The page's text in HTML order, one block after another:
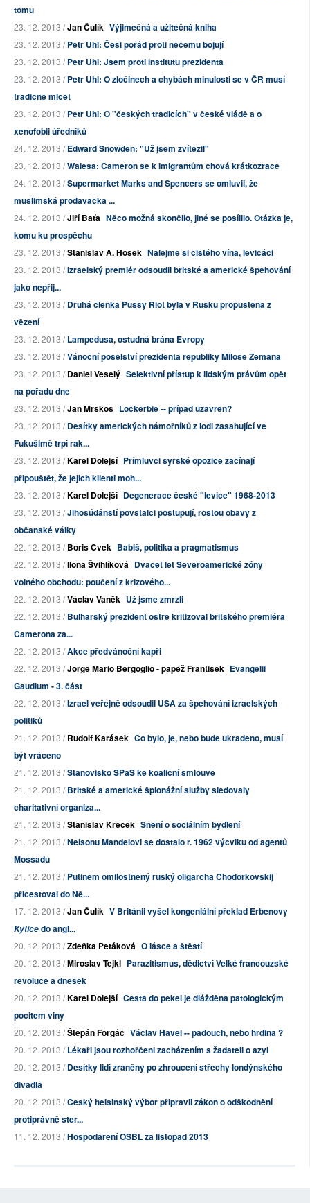
tomu
23. 12. 2013 /Jan Čulík Výjimečná a užitečná kniha
23. 12. 2013 /Petr Uhl: Češi pořád proti něčemu bojují
23. 12. 2013 /Petr Uhl: Jsem proti institutu prezidenta
23. 12. 2013 /Petr Uhl: O zločinech a chybách minulosti se v ČR musí
tradičně mlčet
23. 12. 2013 /Petr Uhl: O "českých tradicích" v české vládě a o
xenofobii úředníků
24. 12. 2013 /Edward Snowden: "Už jsem zvítězil"
23. 12. 2013 /Walesa: Cameron se k imigrantům chová krátkozrace
24. 12. 2013 /Supermarket Marks and Spencers se omluvil, že
muslimská prodavačka ...
24. 12. 2013 /Jiří Baťa Něco možná skončilo, jiné se posílilo. Otázka je,
komu ku prospěchu
23. 12. 2013 /Stanislav A. Hošek Nalejme si čistého vína, levičáci
23. 12. 2013 /Izraelský premiér odsoudil britské a americké špehování
jako nepřij...
23. 12. 2013 /Druhá členka Pussy Riot byla v Rusku propuštěna z
vězení
23. 12. 2013 /Lampedusa, ostudná brána Evropy
23. 12. 2013 /Vánoční poselství prezidenta republiky Miloše Zemana
23. 12. 2013 /Daniel Veselý Selektivní přístup k lidským právům opět
na pořadu dne
23. 12. 2013 /Jan Mrskoš Lockerbie -- případ uzavřen?
23. 12. 2013 /Desítky amerických námořníků z lodi zasahující ve
Fukušimě trpí rak...
23. 12. 2013 /Karel Dolejší Přímluvci syrské opozice začínají
připouštět, že jejich klienti moh...
23. 12. 2013 /Karel Dolejší Degenerace české "levice" 1968-2013
23. 12. 2013 /Jihosúdánští povstalci postupují, rostou obavy z
občanské války
22. 12. 2013 /Boris Cvek Babiš, politika a pragmatismus
22. 12. 2013 /Ilona Švihlíková Dvacet let Severoamerické zóny
volného obchodu: poučení z krizového...
22. 12. 2013 /Václav Vaněk Už jsme zmrzli
22. 12. 2013 /Bulharský prezident ostře kritizoval britského premiéra
Camerona za...
22. 12. 2013 /Akce předvánoční kapři
22. 12. 2013 /Jorge Mario Bergoglio - papež František Evangelii
Gaudium - 3. část
22. 12. 2013 /Izrael veřejně odsoudil USA za špehování izraelských
politiků
21. 12. 2013 /Rudolf Karásek Co bylo, je, nebo bude ukradeno, musí
být vráceno
21. 12. 2013 /Stanovisko SPaS ke koaliční smlouvě
21. 12. 2013 /Britské a americké špionážní služby sledovaly
charitativní organiza...
21. 12. 2013 /Stanislav Křeček Snění o sociálním bydlení
21. 12. 2013 /Nelsonu Mandelovi se dostalo r. 1962 výcviku od agentů
Mossadu
21. 12. 2013 /Putinem omilostněný ruský oligarcha Chodorkovskij
přicestoval do Ně...
17. 12. 2013 /Jan Čulík V Británii vyšel kongeniální překlad Erbenovy
Kyticedo angl...
20. 12. 2013 /Zdeňka Petáková O lásce a štěstí
20. 12. 2013 /Miroslav Tejkl Parazitismus, dědictví Velké francouzské
revoluce a dnešek
20. 12. 2013 /Karel Dolejší Cesta do pekel je dlážděna patologickým
pocitem viny
20. 12. 2013 /Štěpán Forgáč Václav Havel -- padouch, nebo hrdina ?
20. 12. 2013 /Lékaři jsou rozhořčeni zacházením s žadateli o azyl
20. 12. 2013 /Desítky lidí zraněny po zhroucení střechy londýnského
divadla
20. 12. 2013 /Český helsinský výbor připravil zákon o odškodnění
protiprávně ster...
11. 12. 2013 /Hospodaření OSBL za listopad 2013